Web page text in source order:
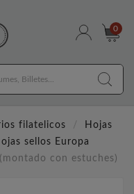
0
filatelicos
Hojas
sellos Europa
con estuches)